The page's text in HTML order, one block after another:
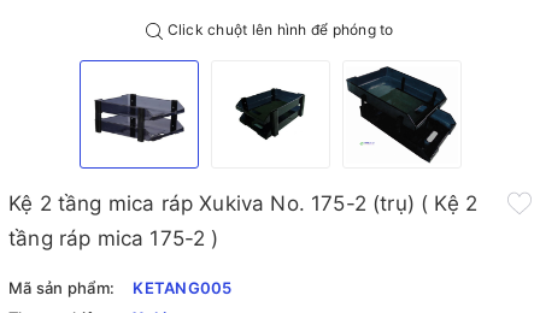
Click chuột lên hình để phóng to
Kệ 2 tầng mica ráp Xukiva No. 175-2 (trụ) ( Kệ 2
tầng ráp mica 175-2 )
Mã sản phẩm:
KETANG005